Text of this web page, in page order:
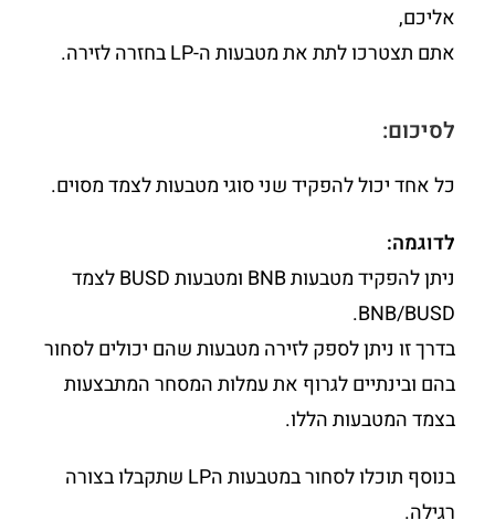
אליכם,
אתם תצטרכו לתת את מטבעות ה-LP בחזרה לזירה.
לסיכום:
כל אחד יכול להפקיד שני סוגי מטבעות לצמד מסוים.
לדוגמה:
ניתן להפקיד מטבעות BNB ומטבעות BUSD לצמד
BNB/BUSD.
בדרך זו ניתן לספק לזירה מטבעות שהם יכולים לסחור
בהם ובינתיים לגרוף את עמלות המסחר המתבצעות
בצמד המטבעות הללו.
בנוסף תוכלו לסחור במטבעות הLP שתקבלו בצורה
רגילה.